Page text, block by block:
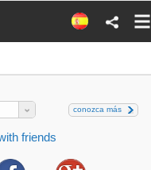
conozca más
friends